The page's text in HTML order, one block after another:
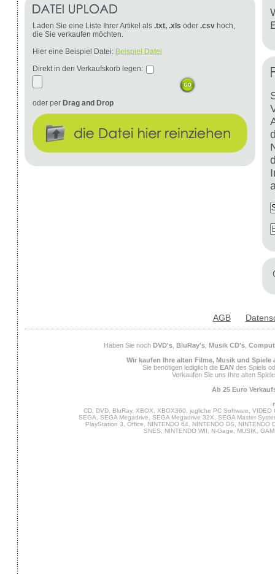
Laden Sie eine Liste Ihrer Artikel als .txt, .xls oder .csv hoch,
die Sie verkaufen möchten.
Hier eine Beispiel Datei: Beispiel Datei
Direkt in den Verkaufskorb legen:
oder per Drag and Drop
AGB
Haben Sie noch DVD's, BluRay's, Musik CD's,
Wir kaufen Ihre alten Filme, Musik und Spiele
Sie benötigen lediglich die EAN des Spiels
Verkaufen Sie uns Ihre alten
Ab 25 Euro
CD, DVD, BluRay, XBOX, XBOX360, jegliche PC Software,
SEGA, SEGA Megadrive, SEGA Megadrive 32X, SEGA Master
PlayStation 3, Office, NINTENDO 64, NINTENDO DS,
SNES, NINTENDO WII, N-Gage, MUSIK,